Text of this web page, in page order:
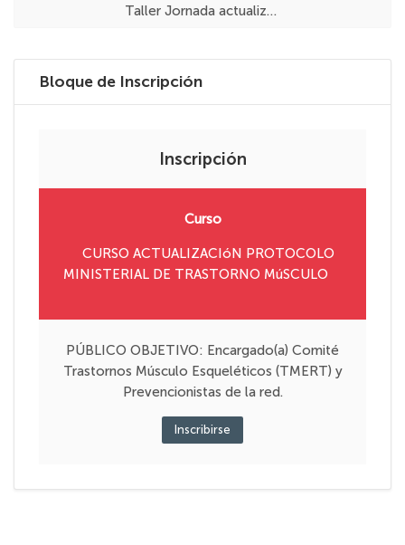
Taller Jornada actualización en resistencia antimicrobiana (RAM) SEREMI- SSA →
Bloque de Inscripción
Inscripción
Curso
CURSO ACTUALIZACIóN PROTOCOLO
MINISTERIAL DE TRASTORNO MúSCULO
PÚBLICO OBJETIVO: Encargado(a) Comité
Trastornos Músculo Esqueléticos (TMERT) y
Prevencionistas de la red.
Inscribirse